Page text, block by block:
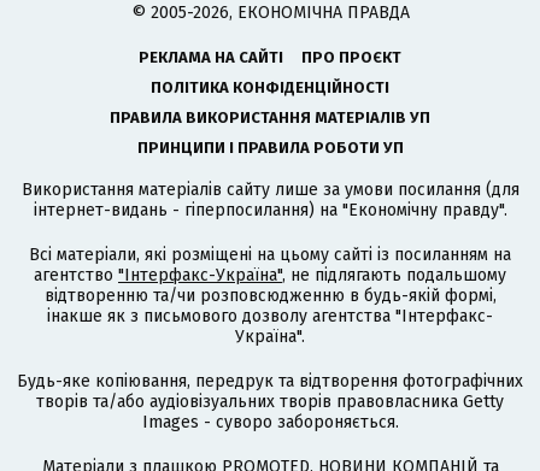
© 2005-2026, ЕКОНОМІЧНА ПРАВДА
РЕКЛАМА НА САЙТІ
ПРО ПРОЄКТ
ПОЛІТИКА КОНФІДЕНЦІЙНОСТІ
ПРАВИЛА ВИКОРИСТАННЯ МАТЕРІАЛІВ УП
ПРИНЦИПИ І ПРАВИЛА РОБОТИ УП
Використання матеріалів сайту лише за умови посилання (для
інтернет-видань - гіперпосилання) на "Економічну правду".
Всі матеріали, які розміщені на цьому сайті із посиланням на
агентство "Інтерфакс-Україна", не підлягають подальшому
відтворенню та/чи розповсюдженню в будь-якій формі,
інакше як з письмового дозволу агентства "Інтерфакс-
Україна".
Будь-яке копіювання, передрук та відтворення фотографічних
творів та/або аудіовізуальних творів правовласника Getty
Images - суворо забороняється.
Матеріали з плашкою PROMOTED, НОВИНИ КОМПАНІЙ та